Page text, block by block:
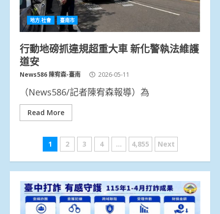
地方.社會 臺南市
行動地磅抓違規超重大車 新化警執法維護
道安
News586 陳宥森-臺南 2026-05-11
（News586/記者陳宥森報導）為
Read More
文
章
分
頁
1 2 3 4 ... 4,855 Next